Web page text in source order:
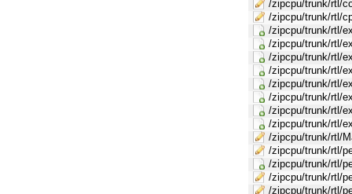
/zipcpu/trunk/rtl/
/zipcpu/trunk/rtl/
/zipcpu/trunk/rtl/
/zipcpu/trunk/rtl/
/zipcpu/trunk/rtl/
/zipcpu/trunk/rtl/
/zipcpu/trunk/rtl/
/zipcpu/trunk/rtl/
/zipcpu/trunk/rtl/
/zipcpu/trunk/rtl/
/zipcpu/trunk/rtl/
/zipcpu/trunk/rtl/
/zipcpu/trunk/rtl/
/zipcpu/trunk/rtl/
/zipcpu/trunk/rtl/